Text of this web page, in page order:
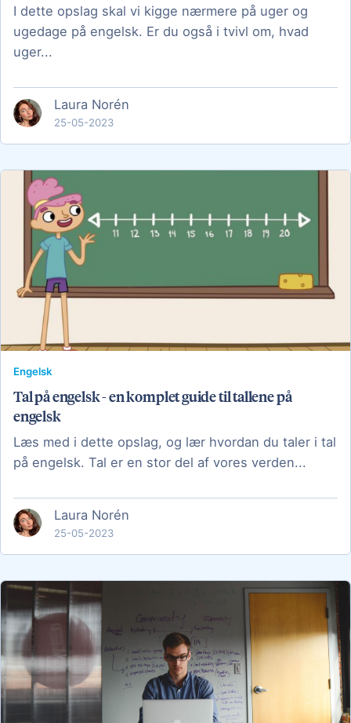
I dette opslag skal vi kigge nærmere på uger og
ugedage på engelsk. Er du også i tvivl om, hvad
uger...
Laura Norén
25-05-2023
Engelsk
Tal på engelsk - en komplet guide til tallene på
engelsk
Læs med i dette opslag, og lær hvordan du taler i tal
på engelsk. Tal er en stor del af vores verden...
Laura Norén
25-05-2023